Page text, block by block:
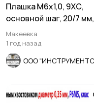
Плашка М6х1,0, 9ХС,
основной шаг, 20/7 мм,
ГОСТ 7740-71.
Макеевка
1 год назад